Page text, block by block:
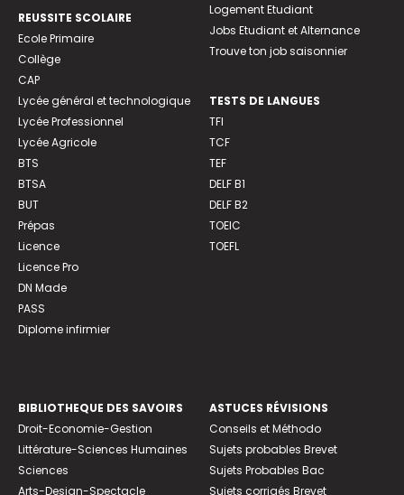
REUSSITE SCOLAIRE
Ecole Primaire
Collège
CAP
Lycée général et technologique
Lycée Professionnel
Lycée Agricole
BTS
BTSA
BUT
Prépas
Licence
Licence Pro
DN Made
PASS
Diplome infirmier
Logement Etudiant
Jobs Etudiant et Alternance
Trouve ton job saisonnier
TESTS DE LANGUES
TFI
TCF
TEF
DELF B1
DELF B2
TOEIC
TOEFL
BIBLIOTHEQUE DES SAVOIRS
Droit-Economie-Gestion
Littérature-Sciences Humaines
Sciences
Arts-Design-Spectacle
ASTUCES RÉVISIONS
Conseils et Méthodo
Sujets probables Brevet
Sujets Probables Bac
Sujets corrigés Brevet